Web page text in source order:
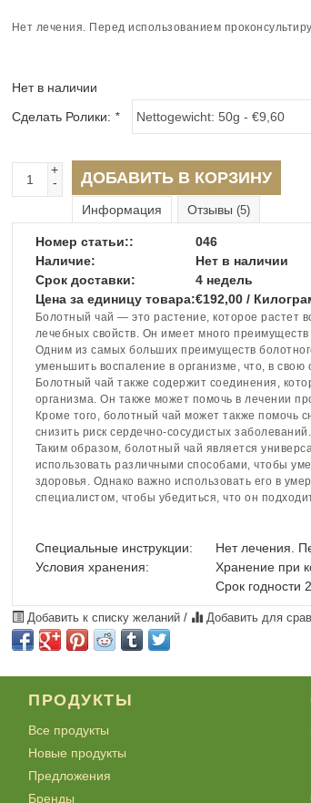
Нет лечения. Перед использованием
Нет в наличии
Сделать Ролики: *
+
-
ДОБАВИТЬ В КОРЗИНУ
Информация Отзывы (5)
Номер статьи::
046
Наличие:
Нет в наличии
Срок доставки:
4 недель
Цена за единицу товара:€192,00 /
Болотный чай — это растение, которое растет
лечебных свойств. Он имеет много
Одним из самых больших преимуществ
уменьшить воспаление в организме, что, в свою
Болотный чай также содержит соединения,
организма. Он также может помочь в лечении
Кроме того, болотный чай может также помочь
снизить риск сердечно-сосудистых заболеваний.
Таким образом, болотный чай является
использовать различными способами, чтобы
здоровья. Однако важно использовать его в
специалистом, чтобы убедиться, что он
Специальные инструкции:
Нет лечения.
Условия хранения:
Хранение при
Срок годности
Добавить к списку желаний / Добавить для
ПРОДУКТЫ
Все продукты
Новые продукты
Предложения
Бренды